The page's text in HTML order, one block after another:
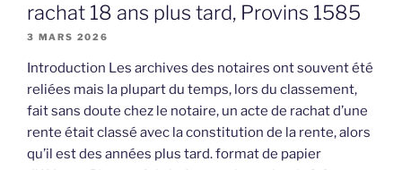
rachat 18 ans plus tard, Provins 1585
3 MARS 2026
Introduction Les archives des notaires ont souvent été
reliées mais la plupart du temps, lors du classement,
fait sans doute chez le notaire, un acte de rachat d’une
rente était classé avec la constitution de la rente, alors
qu’il est des années plus tard. format de papier